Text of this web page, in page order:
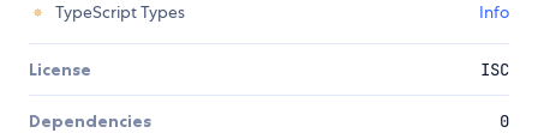
TypeScript Types
Info
License ISC
Dependencies 0